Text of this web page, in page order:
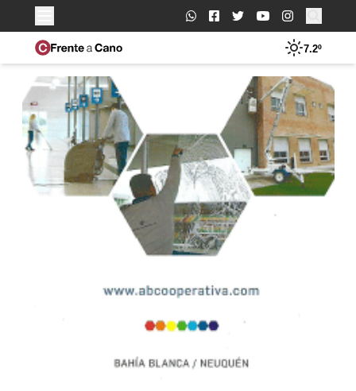
Buscar:
7.2º